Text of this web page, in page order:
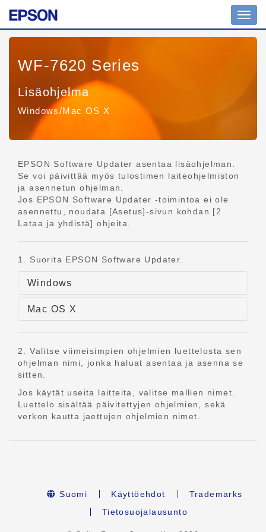
WF-7620 Series
Lisäohjelma
Windows/Mac OS X
EPSON Software Updater asentaa lisäohjelman.
Se voi päivittää myös tulostimen laiteohjelmiston
ja asennetun ohjelman.
Jos EPSON Software Updater -toimintoa ei ole
asennettu, noudata [Asetus]-sivun kohdan [2
Lataa ja yhdistä] ohjeita.
1. Suorita EPSON Software Updater.
Windows
Mac OS X
2. Valitse viimeisimpien ohjelmien luettelosta sen
ohjelman nimi, jonka haluat asentaa ja asenna se
sitten.
Jos käytät useita laitteita, valitse mallien nimet.
Luettelo sisältää päivitettyjen ohjelmien, sekä
verkon kautta jaettujen ohjelmien nimet.
Suomi Käyttöehdot
Trademarks
Tietosuojalausunto